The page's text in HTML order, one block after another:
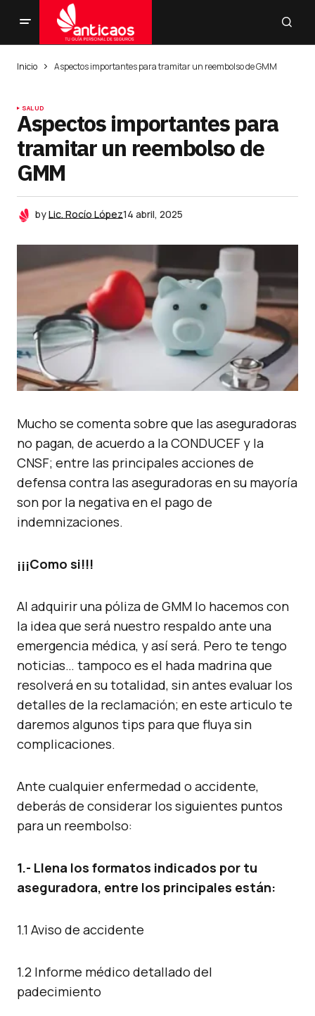
Inicio Aspectos importantes para tramitar un reembolso de GMM
SALUD
Aspectos importantes para
tramitar un reembolso de
GMM
byLic. Rocío López14 abril, 2025
Mucho se comenta sobre que las aseguradoras
no pagan, de acuerdo a la CONDUCEF y la
CNSF; entre las principales acciones de
defensa contra las aseguradoras en su mayoría
son por la negativa en el pago de
indemnizaciones.
¡¡¡Como si!!!
Al adquirir una póliza de GMM lo hacemos con
la idea que será nuestro respaldo ante una
emergencia médica, y así será. Pero te tengo
noticias… tampoco es el hada madrina que
resolverá en su totalidad, sin antes evaluar los
detalles de la reclamación; en este articulo te
daremos algunos tips para que fluya sin
complicaciones.
Ante cualquier enfermedad o accidente,
deberás de considerar los siguientes puntos
para un reembolso:
1.- Llena los formatos indicados por tu
aseguradora, entre los principales están:
1.1 Aviso de accidente
1.2 Informe médico detallado del
padecimiento